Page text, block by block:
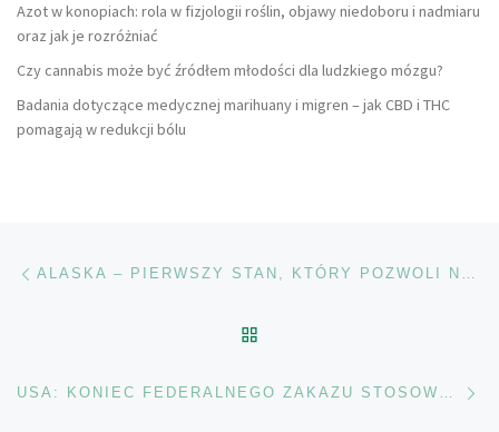
Azot w konopiach: rola w fizjologii roślin, objawy niedoboru i nadmiaru
oraz jak je rozróżniać
Czy cannabis może być źródłem młodości dla ludzkiego mózgu?
Badania dotyczące medycznej marihuany i migren – jak CBD i THC
pomagają w redukcji bólu
Nawigacja wpisu ALASKA – PIERWSZY STAN, KTÓRY POZWOLI NA UŻYWANIE MARIHUANY W MIEJSCACH PUBLICZNYCH